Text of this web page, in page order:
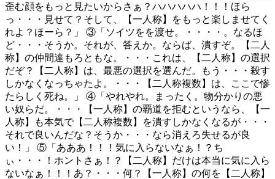
歪む顔をもっと見たいからさぁ？ハハハハハ！！！ほら
っ・・・見せて？そして、【一人称】をもっと楽しませてく
れよ？ほーら？」 ③「ソイツをを渡せ。・・・・。なるほ
ど・・・そうか。それが、答えか。ならば、潰すぞ。【二人
称】の仲間達もろともな。・・・これは、【二人称】の選択
だぞ？【二人称】は、最悪の選択を選んだ。もう・・・殺す
しかなくなっちゃたよ。・・・【二人称複数】は、ここで惨
たらしく死ね。」 ④「やれやれ。まったく。物分かりの悪
い奴らだ。・・・【一人称】の覇道を拒むというなら、【一
人称】も本気で【二人称複数】を潰すしかなくなるが・・・
それで良いんだな？そうか・・・なら消えろ失せるが良
い！」 ⑤「あああ！！！気に入らないなぁ！？ち
ぃ・・・！ホントさぁ！？【二人称】だけは本当に気に入ら
ないなぁ！！！あ？・・・何？【一人称】の何を【二人称】